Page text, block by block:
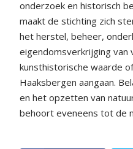
onderzoek en historisch
maakt de stichting zich
het herstel, beheer,
eigendomsverkrijging
kunsthistorische waarde
Haaksbergen aangaan.
en het opzetten van
behoort eveneens tot de